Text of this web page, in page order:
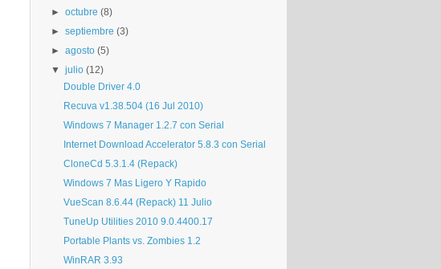
►octubre (8)
►septiembre (3)
►agosto (5)
▼julio (12)
Double Driver 4.0
Recuva v1.38.504 (16 Jul 2010)
Windows 7 Manager 1.2.7 con Serial
Internet Download Accelerator 5.8.3 con Serial
CloneCd 5.3.1.4 (Repack)
Windows 7 Mas Ligero Y Rapido
VueScan 8.6.44 (Repack) 11 Julio
TuneUp Utilities 2010 9.0.4400.17
Portable Plants vs. Zombies 1.2
WinRAR 3.93